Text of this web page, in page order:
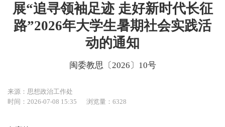
展“追寻领袖足迹 走好新时代长征
路”2026年大学生暑期社会实践活
动的通知
闽委教思〔2026〕10号
来源：思想政治工作处
时间：2026-07-08 15:35
浏览量：6328